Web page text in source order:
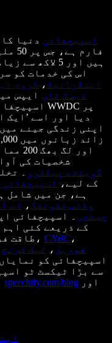
اسپیچفائی دنیا
ہیں اور 5
اس کی خدمات کو
اینڈرائیڈ ، کروم
ڈیسک ٹاپ ایپس میں
WWDC پر
دیا اور اسے ’ایک
اور
شخصیات کی
گوینتھ پیلٹرو
۔
کے لیے،
اسپیچفائی
ہے، جن میں شامل
وائس کلوننگ، اے
چینجر
۔ اسپیچفائی
طاقت ، CNBC ،
فوربز ، ٹیک کرنچ
اسپیچفائی کو
سے بڑا ٹیکسٹ ٹو
speechify.com/blog اور